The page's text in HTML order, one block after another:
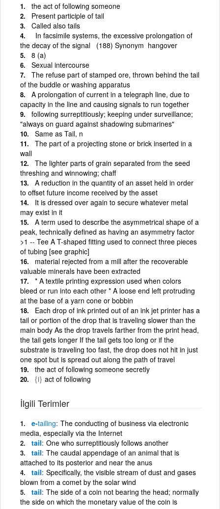
the act of following someone
Present participle of tail
Called also tails
In facsimile systems, the excessive prolongation of
the decay of the signal (188) Synonym hangover
8 (a)
Sexual intercourse
The refuse part of stamped ore, thrown behind the tail
of the buddle or washing apparatus
A prolongation of current in a telegraph line, due to
capacity in the line and causing signals to run together
following surreptitiously; keeping under surveillance;
"always on guard against shadowing submarines"
Same as Tail, n
The part of a projecting stone or brick inserted in a
wall
The lighter parts of grain separated from the seed
threshing and winnowing; chaff
A reduction in the quantity of an asset held in order
to offset future income received by the asset
It is dressed over again to secure whatever metal
may exist in it
A term used to describe the asymmetrical shape of a
peak, technically defined as having an asymmetry factor
>1 -- Tee A T-shaped fitting used to connect three pieces
of tubing [see graphic]
material rejected from a mill after the recoverable
valuable minerals have been extracted
* A textile printing expression used when colors
bleed or run into each other * A loose end left protruding
at the base of a yarn cone or bobbin
Each drop of ink printed out of an ink jet printer has a
tail or portion of the drop that is traveling slower than the
main body As the drop travels farther from the print head,
the tail gets longer If the tail gets too long or if the
substrate is traveling too fast, the drop does not hit in just
one spot but is spread out along the path of travel
the act of following someone secretly
{i} act of following
İlgili Terimler
e-tailing The conducting of business via electronic
media, especially via the Internet
tail One who surreptitiously follows another
tail The caudal appendage of an animal that is
attached to its posterior and near the anus
tail Specifically, the visible stream of dust and gases
blown from a comet by the solar wind
tail The side of a coin not bearing the head; normally
the side on which the monetary value of the coin is